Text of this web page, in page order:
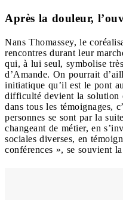
Après la douleur,
Nans Thomassey, le
rencontres durant leur
qui, à lui seul, symbolise
d’Amande. On pourrait
initiatique qu’il est le pont
difficulté devient la solution
dans tous les témoignages,
personnes se sont par la
changeant de métier, en
sociales diverses, en
conférences », se souvient